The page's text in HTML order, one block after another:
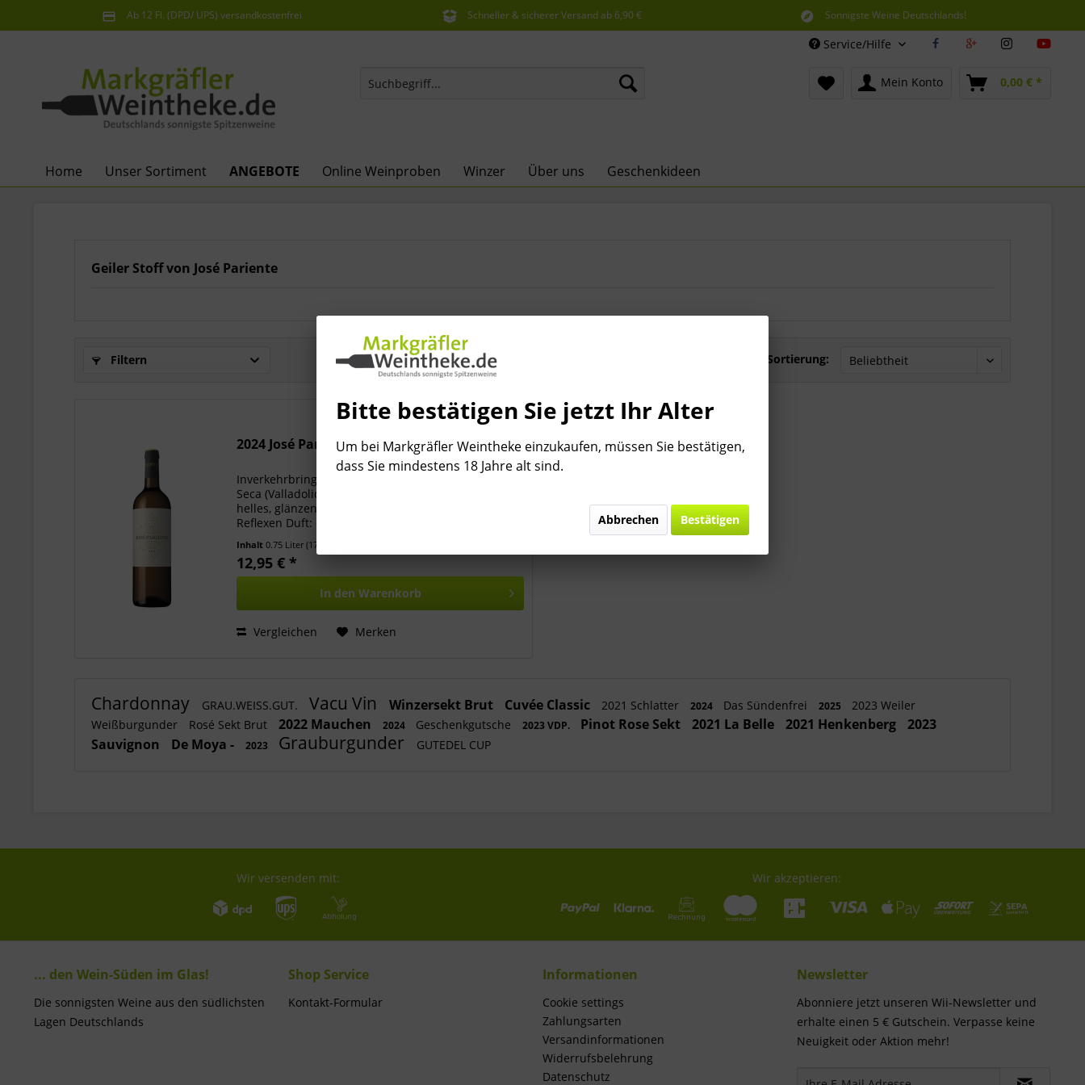
Ab 12 Fl. (DPD/ UPS) versandkostenfrei
Schneller & sicherer Versand ab 6,90 €
Sonnigste Weine Deutschlands!
Aus den südlichsten Spitzenlagen
Service/Hilfe
Mein Konto 0,00 € *
Home Unser Sortiment ANGEBOTE Online Weinproben Winzer Über uns Geschenkideen
Geiler Stoff von José Pariente
Filtern Sortierung:
2024 José Pariente Verdejo
Inverkehrbringer: Bodegas José Pariente, 47491 La
Seca (Valladolid), Spanien Beschreibung: Farbe:
helles, glänzendes Strohgelb mit grünlichen
Reflexen Duft: duftiges, leicht grasiges Bouquet mit
Inhalt0.75 Liter(17,27 € * / 1 Liter)
12,95 € *
In den Warenkorb
Vergleichen Merken
Chardonnay GRAU.WEISS.GUT. Vacu Vin Winzersekt Brut Cuvée Classic 2021 Schlatter 2024 Das Sündenfrei 2025
2023 Weiler
Weißburgunder
Rosé Sekt Brut 2022 Mauchen 2024 Geschenkgutsche 2023 VDP. Pinot Rose Sekt 2021 La Belle 2021 Henkenberg
2023
Sauvignon
De Moya - 2023 Grauburgunder GUTEDEL CUP
Wir versenden mit: Wir akzeptieren:
... den Wein-Süden im Glas!
Die sonnigsten Weine aus den südlichsten
Lagen Deutschlands
Shop Service
Kontakt-Formular
Informationen
Cookie settings
Zahlungsarten
Versandinformationen
Widerrufsbelehrung
Datenschutz
Newsletter
Abonniere jetzt unseren Wii-Newsletter und
erhalte einen 5 € Gutschein. Verpasse keine
Neuigkeit oder Aktion mehr!
Bitte bestätigen Sie jetzt Ihr Alter
Um bei Markgräfler Weintheke einzukaufen, müssen Sie bestätigen,
dass Sie mindestens 18 Jahre alt sind.
Abbrechen Bestätigen